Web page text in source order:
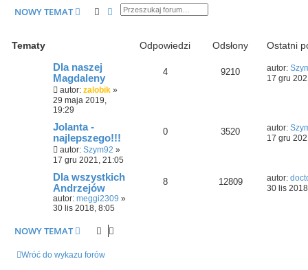
NOWY TEMAT
SzukajWyszukiwanie zaawansowane
Tematy Odpowiedzi Odsłony
Ostatni
Dla naszej
Magdaleny
autor: zalobik »
29 maja 2019,
19:29
4 9210 autor:
17 gru
Jolanta -
najlepszego!!!
autor: Szym92 »
17 gru 2021, 21:05
0 3520 autor:
17 gru
Dla wszystkich
Andrzejów
autor: meggi2309 »
30 lis 2018, 8:05
8 12809 autor:
30 lis
NOWY TEMAT
Wróć do wykazu forów